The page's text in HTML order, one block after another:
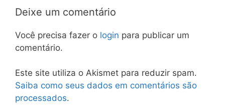
Deixe um comentário
Você precisa fazer o login para publicar um
comentário.
Este site utiliza o Akismet para reduzir spam.
Saiba como seus dados em comentários são
processados.